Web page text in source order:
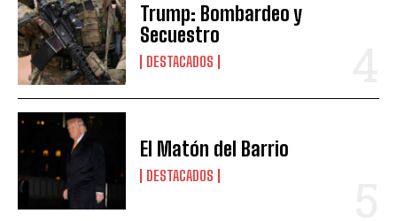
Trump: Bombardeo y
Secuestro
DESTACADOS
El Matón del Barrio
DESTACADOS